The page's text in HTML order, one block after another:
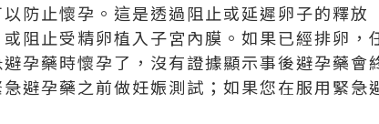
防止懷孕。這是透過阻止或延遲卵子的釋放
阻止受精卵植入子宮內膜。如果已經排卵，
孕藥時懷孕了，沒有證據顯示事後避孕藥會
避孕藥之前做妊娠測試；如果您在服用緊急